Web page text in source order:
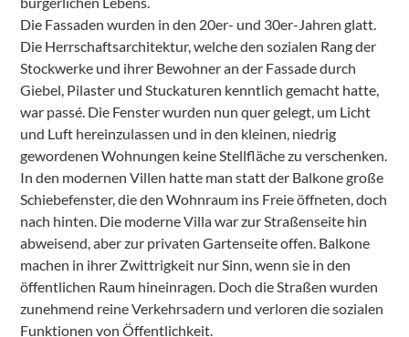
Die Fassaden wurden in den 20er- und 30er-Jahren glatt.
Die Herrschaftsarchitektur, welche den sozialen Rang der
Stockwerke und ihrer Bewohner an der Fassade durch
Giebel, Pilaster und Stuckaturen kenntlich gemacht hatte,
war passé. Die Fenster wurden nun quer gelegt, um Licht
und Luft hereinzulassen und in den kleinen, niedrig
gewordenen Wohnungen keine Stellfläche zu verschenken.
In den modernen Villen hatte man statt der Balkone große
Schiebefenster, die den Wohnraum ins Freie öffneten, doch
nach hinten. Die moderne Villa war zur Straßenseite hin
abweisend, aber zur privaten Gartenseite offen. Balkone
machen in ihrer Zwittrigkeit nur Sinn, wenn sie in den
öffentlichen Raum hineinragen. Doch die Straßen wurden
zunehmend reine Verkehrsadern und verloren die sozialen
Funktionen von Öffentlichkeit.